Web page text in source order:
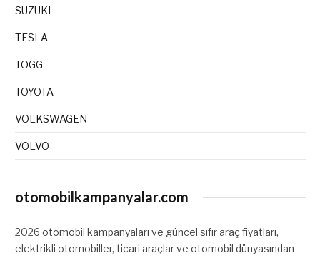
SUZUKI
TESLA
TOGG
TOYOTA
VOLKSWAGEN
VOLVO
otomobilkampanyalar.com
2026 otomobil kampanyaları ve güncel sıfır araç fiyatları,
elektrikli otomobiller, ticari araçlar ve otomobil dünyasından